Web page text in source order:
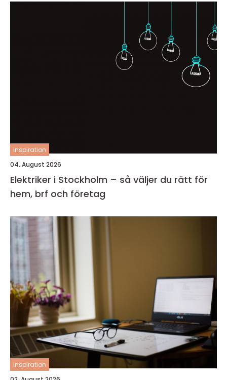
inspiration
04. August 2026
Elektriker i Stockholm – så väljer du rätt för
hem, brf och företag
inspiration